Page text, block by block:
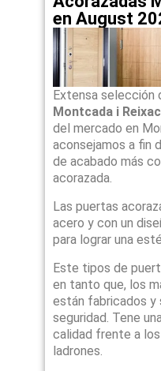
en August
Extensa selección
Montcada i
del mercado en
aconsejamos a fin
de acabado más
acorazada.
Las puertas
acero y con un
para lograr una
Este tipos de
en tanto que, los
están fabricados y
seguridad. Tene
calidad frente a
ladrones.